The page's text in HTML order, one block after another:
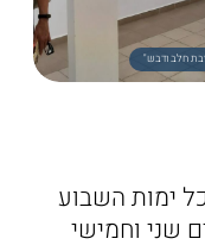
חלב ודבש"
ימות השבוע
14:00 ובימים שני וחמישי